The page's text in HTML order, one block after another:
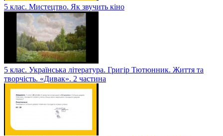
5 клас. Мистецтво. Як звучить кіно
5 клас. Українська література. Григір Тютюнник. Життя та
творчість. «Дивак». 2 частина